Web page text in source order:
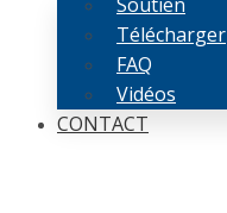
Télécharger
FAQ
Vidéos
CONTACT